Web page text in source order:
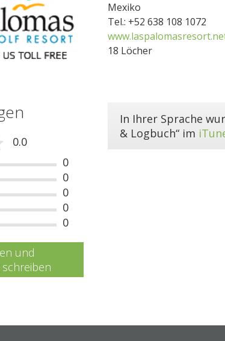
Mexiko
Tel.: +52 638 108 1072
18 Löcher
0.0
0
0
0
0
0
und
In Ihrer Sprache
& Logbuch“ im